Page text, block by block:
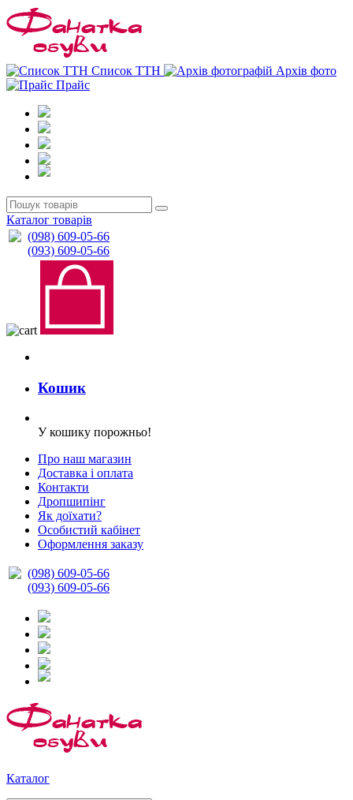
Список ТТН
Архів фото
Прайс
Каталог товарів
(098) 609-05-66
(093) 609-05-66
Кошик
У кошику порожньо!
Про наш магазин
Доставка і оплата
Контакти
Дропшипінг
Як доїхати?
Особистий кабінет
Оформлення заказу
(098) 609-05-66
(093) 609-05-66
Каталог